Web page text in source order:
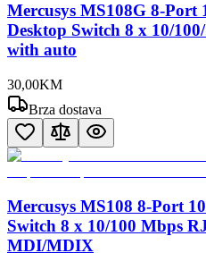
Mercusys MS108G 8-Port
Desktop Switch 8 x 10/
with auto
30,00KM
Brza dostava
Mercusys MS108 8-Port
Switch 8 x 10/100 Mbps
MDI/MDIX